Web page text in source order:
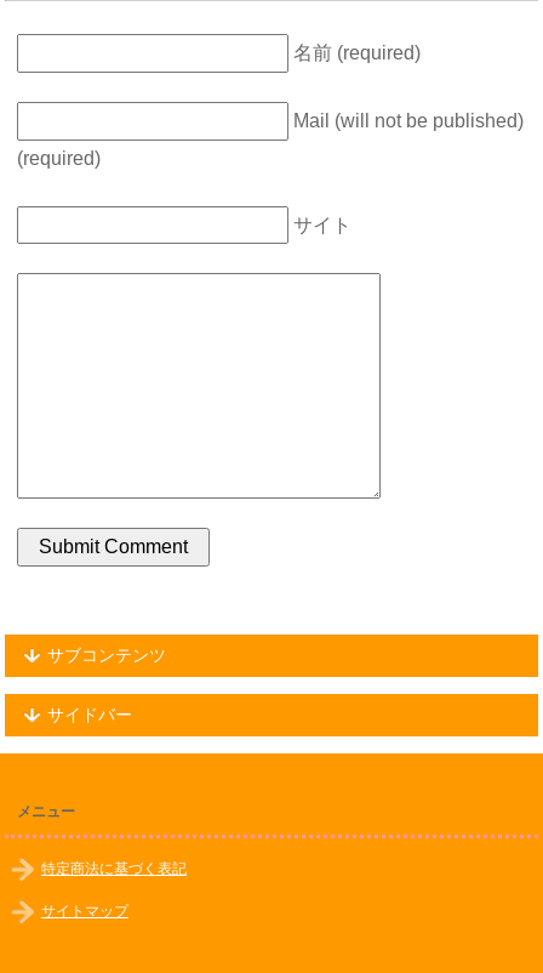
名前 (required)
Mail (will not be published)
(required)
サイト
サブコンテンツ
サイドバー
メニュー
特定商法に基づく表記
サイトマップ